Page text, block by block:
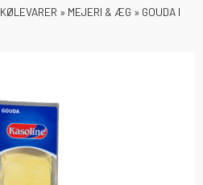
KØLEVARER » MEJERI & ÆG » GOUDA I